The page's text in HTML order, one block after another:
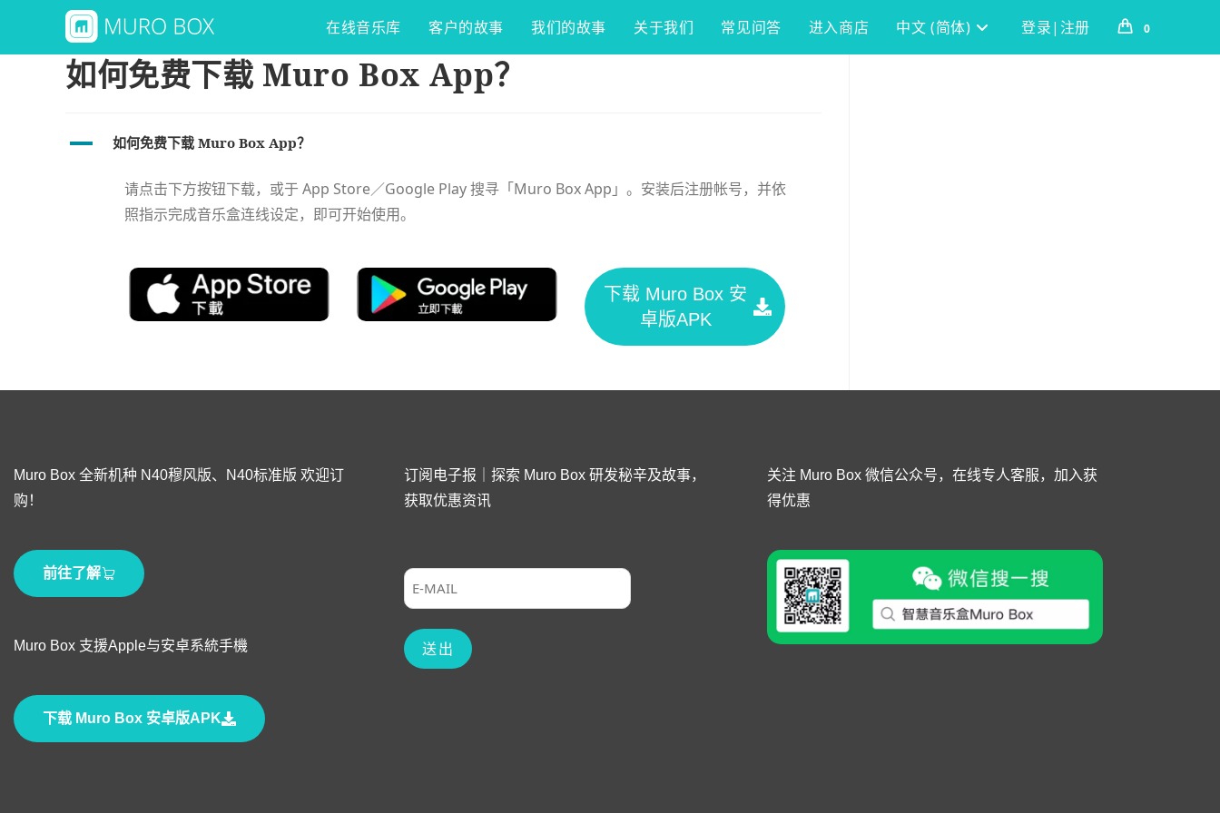
在线音乐库 客户的故事 我们的故事 关于我们 常见问答 进入商店 中文 (简体) 登录|注册 0
如何免费下载 Muro Box App？
A 如何免费下载 Muro Box App？
请点击下方按钮下载，或于 App Store／Google Play 搜寻「Muro Box App」。安装后注册帐号，并依
照指示完成音乐盒连线设定，即可开始使用。
下载 Muro Box 安
卓版APK
Muro Box 全新机种 N40穆风版、N40标准版 欢迎订
购！
前往了解
Muro Box 支援Apple与安卓系統手機
下载 Muro Box 安卓版APK
订阅电子报｜探索 Muro Box 研发秘辛及故事，
获取优惠资讯
关注 Muro Box 微信公众号，在线专人客服，加入获
得优惠